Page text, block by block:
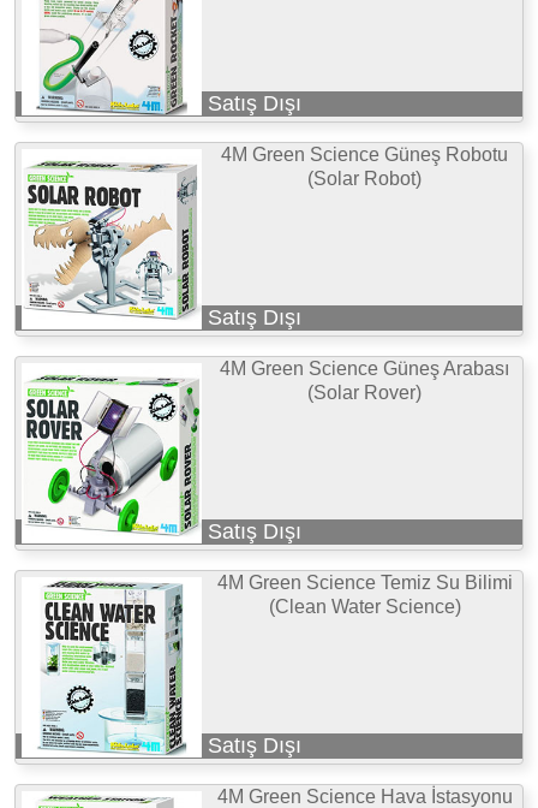
Satış Dışı
4M Green Science Güneş Robotu
(Solar Robot)
Satış Dışı
4M Green Science Güneş Arabası
(Solar Rover)
Satış Dışı
4M Green Science Temiz Su Bilimi
(Clean Water Science)
Satış Dışı
4M Green Science Hava İstasyonu